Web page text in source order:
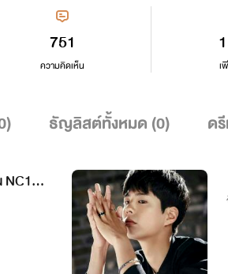
องเบียร์ x พระพาย x แทนไท ] nc18+ จบแล้ว
น่อย Love my boss ( ต้า x ข้าวฟ่าง ) กำลังอัพ
เ
751
ความคิดเห็น
) ธัญลิสต์ทั้งหมด (0) ด